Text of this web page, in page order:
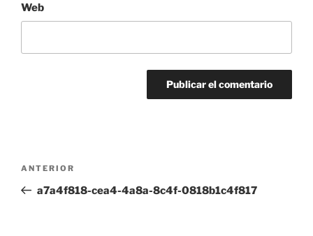
Web
entradas
Entrada
anterior:
ANTERIOR
a7a4f818-cea4-4a8a-8c4f-0818b1c4f817